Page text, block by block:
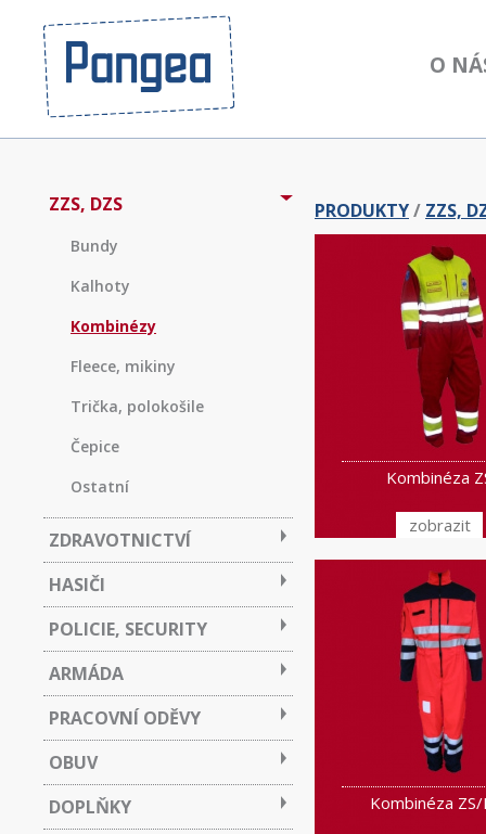
O
PRODUKTY/ ZZS,
Kombinéza
zobrazit
Kombinéza ZS/
ZZS, DZS
Bundy
Kalhoty
Kombinézy
Fleece, mikiny
Trička, polokošile
Čepice
Ostatní
ZDRAVOTNICTVÍ
HASIČI
POLICIE, SECURITY
ARMÁDA
PRACOVNÍ ODĚVY
OBUV
DOPLŇKY